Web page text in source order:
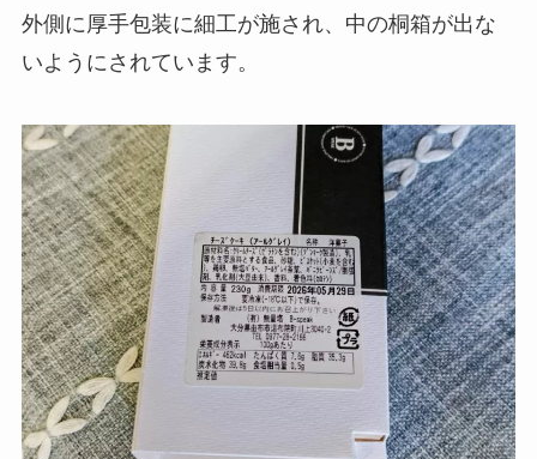
外側に厚手包装に細工が施され、中の桐箱が出な
いようにされています。